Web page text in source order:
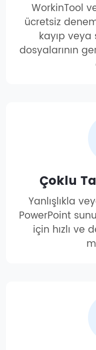
WorkinTool
ücretsiz
kayıp veya
dosyalarının
Çoklu
Yanlışlıkla
PowerPoint
için hızlı ve